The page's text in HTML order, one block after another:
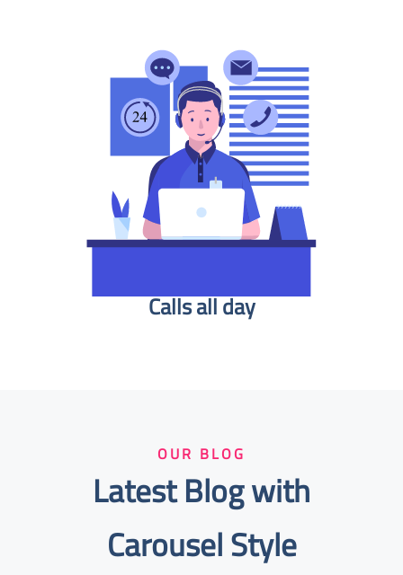
Calls all day
OUR BLOG
Latest Blog with
Carousel Style